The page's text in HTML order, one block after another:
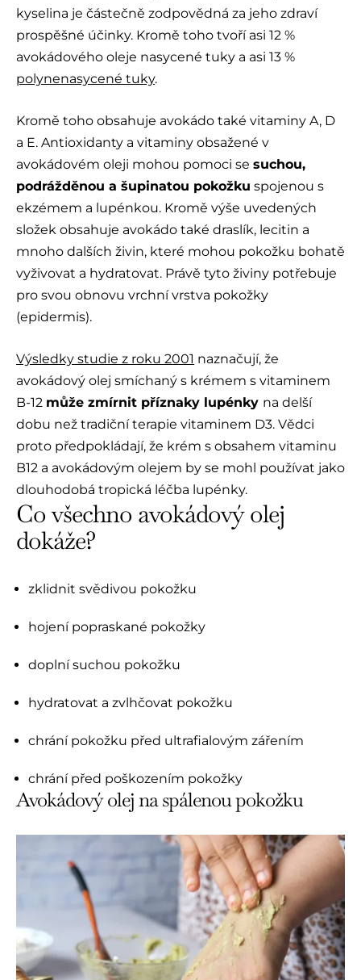
kyselina je částečně zodpovědná za jeho zdraví
prospěšné účinky. Kromě toho tvoří asi 12 %
avokádového oleje nasycené tuky a asi 13 %
polynenasycené tuky.
Kromě toho obsahuje avokádo také vitaminy A, D
a E. Antioxidanty a vitaminy obsažené v
avokádovém oleji mohou pomoci se suchou,
podrážděnou a šupinatou pokožku spojenou s
ekzémem a lupénkou. Kromě výše uvedených
složek obsahuje avokádo také draslík, lecitin a
mnoho dalších živin, které mohou pokožku bohatě
vyživovat a hydratovat. Právě tyto živiny potřebuje
pro svou obnovu vrchní vrstva pokožky
(epidermis).
Výsledky studie z roku 2001 naznačují, že
avokádový olej smíchaný s krémem s vitaminem
B-12 může zmírnit příznaky lupénky na delší
dobu než tradiční terapie vitaminem D3. Vědci
proto předpokládají, že krém s obsahem vitaminu
B12 a avokádovým olejem by se mohl používat jako
dlouhodobá tropická léčba lupénky.
Co všechno avokádový olej
dokáže?
zklidnit svědivou pokožku
hojení popraskané pokožky
doplní suchou pokožku
hydratovat a zvlhčovat pokožku
chrání pokožku před ultrafialovým zářením
chrání před poškozením pokožky
Avokádový olej na spálenou pokožku